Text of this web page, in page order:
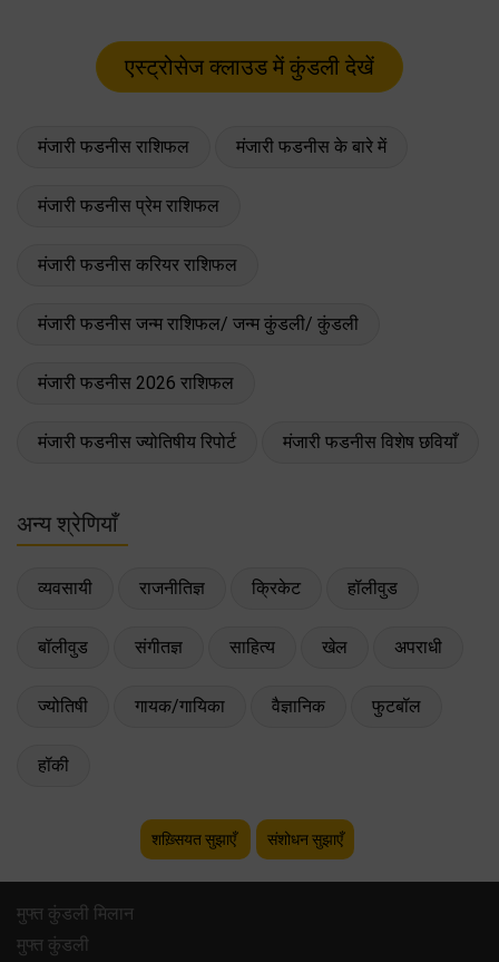
मंजारी फडनीस राशिफल मंजारी फडनीस के बारे में
मंजारी फडनीस प्रेम राशिफल
मंजारी फडनीस करियर राशिफल
मंजारी फडनीस जन्म राशिफल/ जन्म कुंडली/ कुंडली
मंजारी फडनीस 2026 राशिफल
मंजारी फडनीस ज्योतिषीय रिपोर्ट मंजारी फडनीस विशेष छवियाँ
अन्य श्रेणियाँ
व्यवसायी राजनीतिज्ञ क्रिकेट हॉलीवुड
बॉलीवुड संगीतज्ञ साहित्य खेल अपराधी
ज्योतिषी गायक/गायिका वैज्ञानिक फुटबॉल
हॉकी
शख़्सियत सुझाएँ संशोधन सुझाएँ
मुफ्त कुंडली मिलान
मुफ्त कुंडली